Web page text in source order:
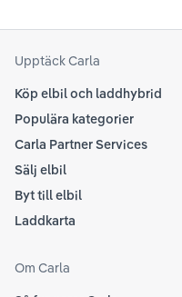
Upptäck Carla
Köp elbil och laddhybrid
Populära kategorier
Carla Partner Services
Sälj elbil
Byt till elbil
Laddkarta
Om Carla